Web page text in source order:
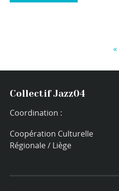
«
Collectif Jazz04
Coordination :
Coopération Culturelle
Régionale / Liège